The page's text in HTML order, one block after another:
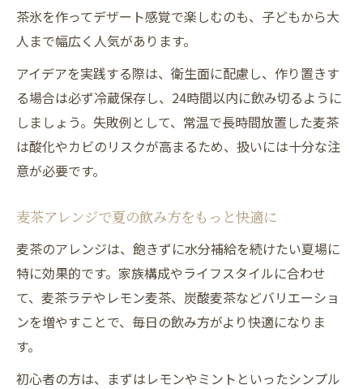
茶氷を作ってデザート感覚で楽しむのも、子どもから大
人まで幅広く人気があります。
アイデアを実践する際は、衛生面に配慮し、作り置きす
る場合は必ず冷蔵保存し、24時間以内に飲み切るように
しましょう。失敗例として、常温で長時間放置した麦茶
は酸化やカビのリスクが高まるため、扱いには十分な注
意が必要です。
麦茶アレンジで夏の飲み方をもっと快適に
麦茶のアレンジは、飽きずに水分補給を続けたい夏場に
特に効果的です。家族構成やライフスタイルに合わせ
て、麦茶ラテやレモン麦茶、炭酸麦茶などバリエーショ
ンを増やすことで、毎日の飲み方がより快適になりま
す。
初心者の方は、まずはレモンやミントといったシンプル